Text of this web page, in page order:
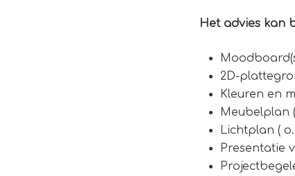
Het advies kan
2D-
Kleuren en
Meubelplan
Lichtplan (
Presentatie